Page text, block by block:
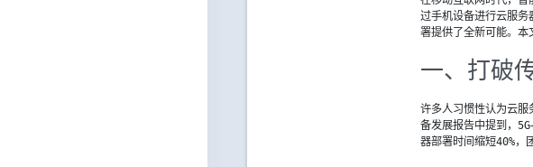
过手机设备进行云服务
署提供了全新可能。本
一、打破
许多人习惯性认为云服
备发展报告中提到，
器部署时间缩短40%，